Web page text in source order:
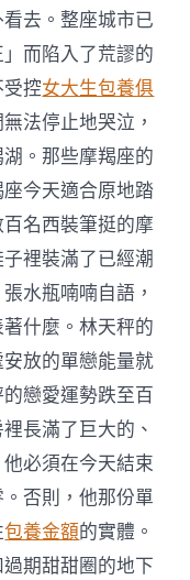
去。整座城市已
而陷入了荒謬的
控女大生包養俱
法停止地哭泣，
。那些摩羯座的
今天適合原地踏
名西裝筆挺的摩
裡裝滿了已經潮
水瓶喃喃自語，
什麼。林天秤的
放的單戀能量就
戀愛運勢跌至百
長滿了巨大的、
必須在今天結束
否則，他那份單
包養金額的實體。
期甜甜圈的地下